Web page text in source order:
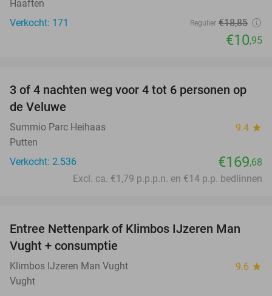
Haaften
Verkocht: 171
Regulier €18,85
€10,95
3 of 4 nachten weg voor 4 tot 6 personen op
de Veluwe
Summio Parc Heihaas 9.4 star
Putten
Verkocht: 2.536
€169,68
Excl. ca. €1,79 p.p.p.n. en €14 p.p. bedlinnen
29%
Entree Nettenpark of Klimbos IJzeren Man
Vught + consumptie
Klimbos IJzeren Man Vught 9.6 star
Vught